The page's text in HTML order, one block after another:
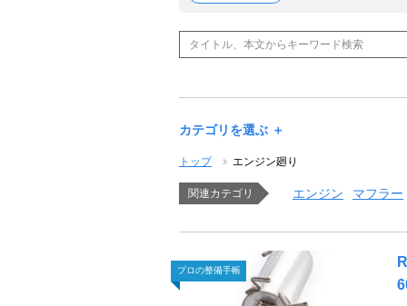
カテゴリを選ぶ ＋
トップ エンジン廻り
関連カテゴリ エンジン マフラー
プロの整備手帳